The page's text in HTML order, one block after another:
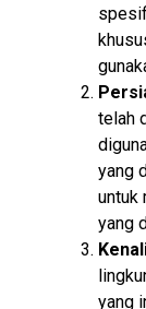
telah
yang
untuk
yang
yang